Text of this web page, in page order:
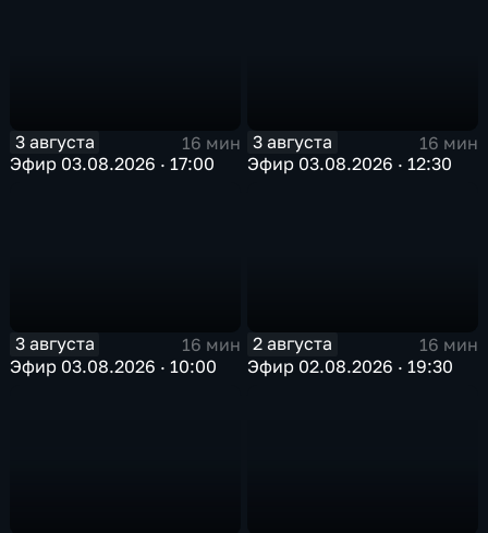
3 августа
16 мин
Эфир 03.08.2026 · 17:00
3 августа
16 мин
Эфир 03.08.2026 · 12:30
3 августа
16 мин
Эфир 03.08.2026 · 10:00
2 августа
16 мин
Эфир 02.08.2026 · 19:30